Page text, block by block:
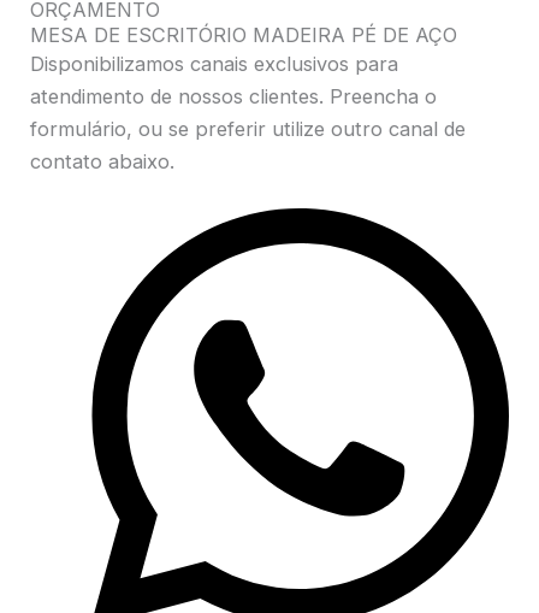
ORÇAMENTO
MESA DE ESCRITÓRIO MADEIRA PÉ DE AÇO
Disponibilizamos canais exclusivos para
atendimento de nossos clientes. Preencha o
formulário, ou se preferir utilize outro canal de
contato abaixo.